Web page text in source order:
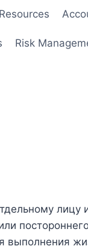
Risk
лицу
выполнения